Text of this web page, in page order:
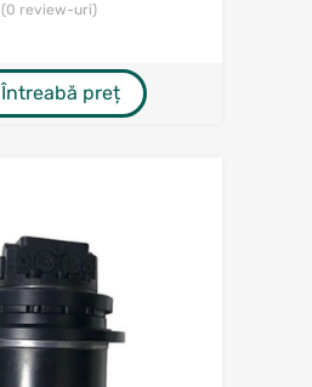
(0 review-uri)
Întreabă preț